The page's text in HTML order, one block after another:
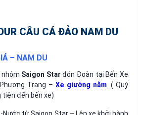
CÂU CÁ ĐẢO NAM DU
– NAM DU
Saigon Star đón Đoàn tại Bến Xe
Trang –Xe giường nằm . ( Quý
đến bến xe)